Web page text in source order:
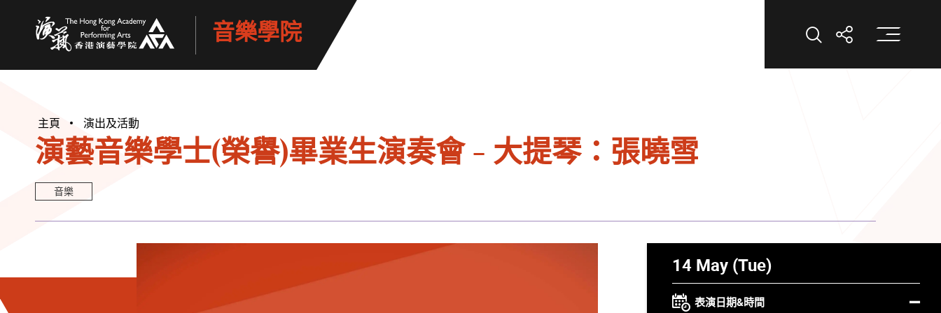
音樂學院 打開搜索打開分享打
主頁 演出及活動
演藝音樂學士(榮譽)畢業生演奏會 - 大提琴：張曉雪
音樂
14 May (Tue)
表演日期&時間